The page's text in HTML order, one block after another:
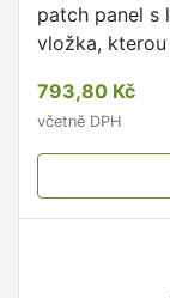
patch panel s
vložka,
čistý a
793,80 Kč
včetně DPH